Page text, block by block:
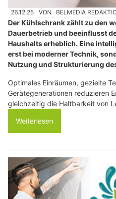
26.12.25 VON BELMEDIA
Der Kühlschrank zählt zu den
Dauerbetrieb und beeinflusst
Haushalts erheblich. Eine
erst bei moderner Technik,
Nutzung und Strukturierung
Optimales Einräumen, gezielte
Gerätegenerationen reduzieren
gleichzeitig die Haltbarkeit von
Weiterlesen